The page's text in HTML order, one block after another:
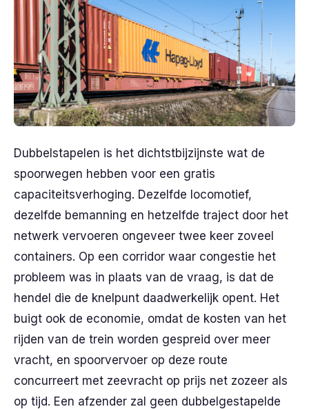
Dubbelstapelen is het dichtstbijzijnste wat de
spoorwegen hebben voor een gratis
capaciteitsverhoging. Dezelfde locomotief,
dezelfde bemanning en hetzelfde traject door het
netwerk vervoeren ongeveer twee keer zoveel
containers. Op een corridor waar congestie het
probleem was in plaats van de vraag, is dat de
hendel die de knelpunt daadwerkelijk opent. Het
buigt ook de economie, omdat de kosten van het
rijden van de trein worden gespreid over meer
vracht, en spoorvervoer op deze route
concurreert met zeevracht op prijs net zozeer als
op tijd. Een afzender zal geen dubbelgestapelde